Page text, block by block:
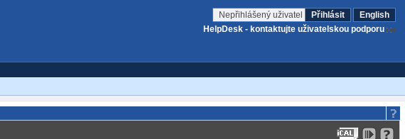
Nepřihlášený uživatel Přihlásit
English
HelpDesk - kontaktujte uživatelskou podporu